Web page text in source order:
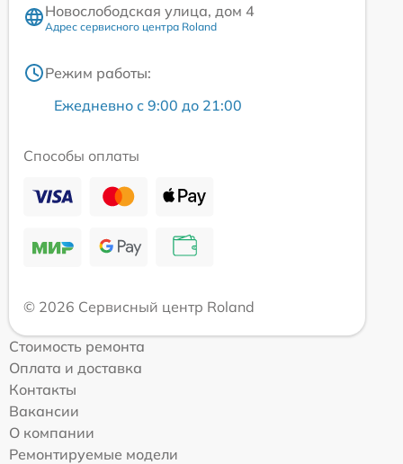
Новослободская улица, дом 4
Адрес сервисного центра Roland
Режим работы:
Ежедневно с 9:00 до 21:00
Способы оплаты
© 2026 Сервисный центр Roland
Стоимость ремонта
Оплата и доставка
Контакты
Вакансии
О компании
Ремонтируемые модели